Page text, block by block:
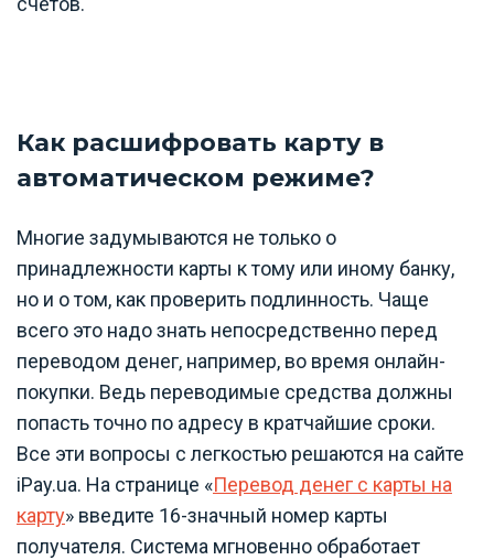
Как расшифровать карту в
автоматическом режиме?
Многие задумываются не только о
принадлежности карты к тому или иному банку,
но и о том, как проверить подлинность. Чаще
всего это надо знать непосредственно перед
переводом денег, например, во время онлайн-
покупки. Ведь переводимые средства должны
попасть точно по адресу в кратчайшие сроки.
Все эти вопросы с легкостью решаются на сайте
iPay.ua. На странице «Перевод денег с карты на
карту» введите 16-значный номер карты
получателя. Система мгновенно обработает